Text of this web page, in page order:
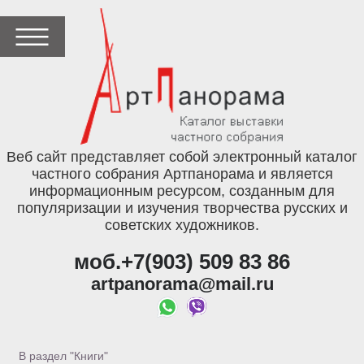
Веб сайт представляет собой электронный каталог
частного собрания Артпанорама и является
информационным ресурсом, созданным для
популяризации и изучения творчества русских и
советских художников.
моб.+7(903) 509 83 86
artpanorama@mail.ru
В раздел "Книги"